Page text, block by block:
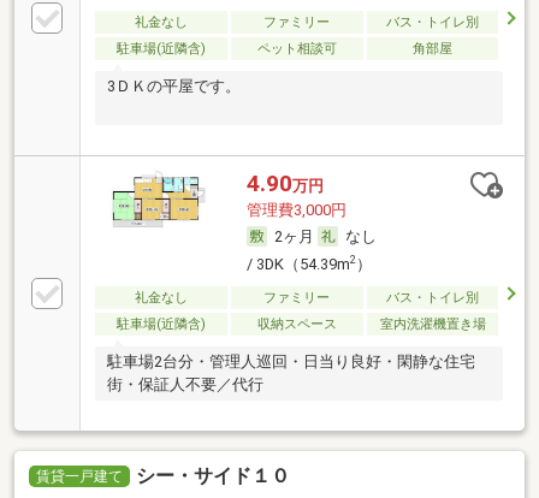
礼金なし ファミリー
バス・トイレ別
駐車場(近隣含)
ペット相談可 角部屋
3ＤＫの平屋です。
4.90万円
管理費3,000円
2ヶ月
なし
/ 3DK（54.39m2）
礼金なし ファミリー
バス・トイレ別
駐車場(近隣含)
収納スペース 室内洗濯機置き場
駐車場2台分・管理人巡回・日当り良好・閑静な住宅
街・保証人不要／代行
賃貸一戸建て シー・サイド１０